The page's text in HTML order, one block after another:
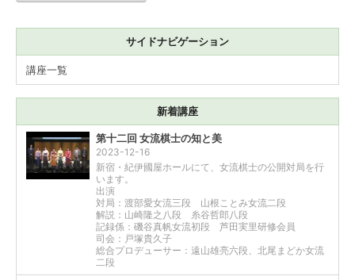
サイドナビゲーション
講座一覧
新着講座
第十二回 女流棋士の知と美
2023-12-16
新宿・紀伊國屋ホールにて、女流棋士の公開対局を行
います。
出演
対局：渡部愛女流三段 山根ことみ女流二段
解説：山崎隆之八段 糸谷哲郎八段
記録係：磯谷真帆女流初段 芦田実里研修会員
司会：戸塚貴久子
総合プロデューサー：遠山雄亮六段、北尾まどか女流
二段